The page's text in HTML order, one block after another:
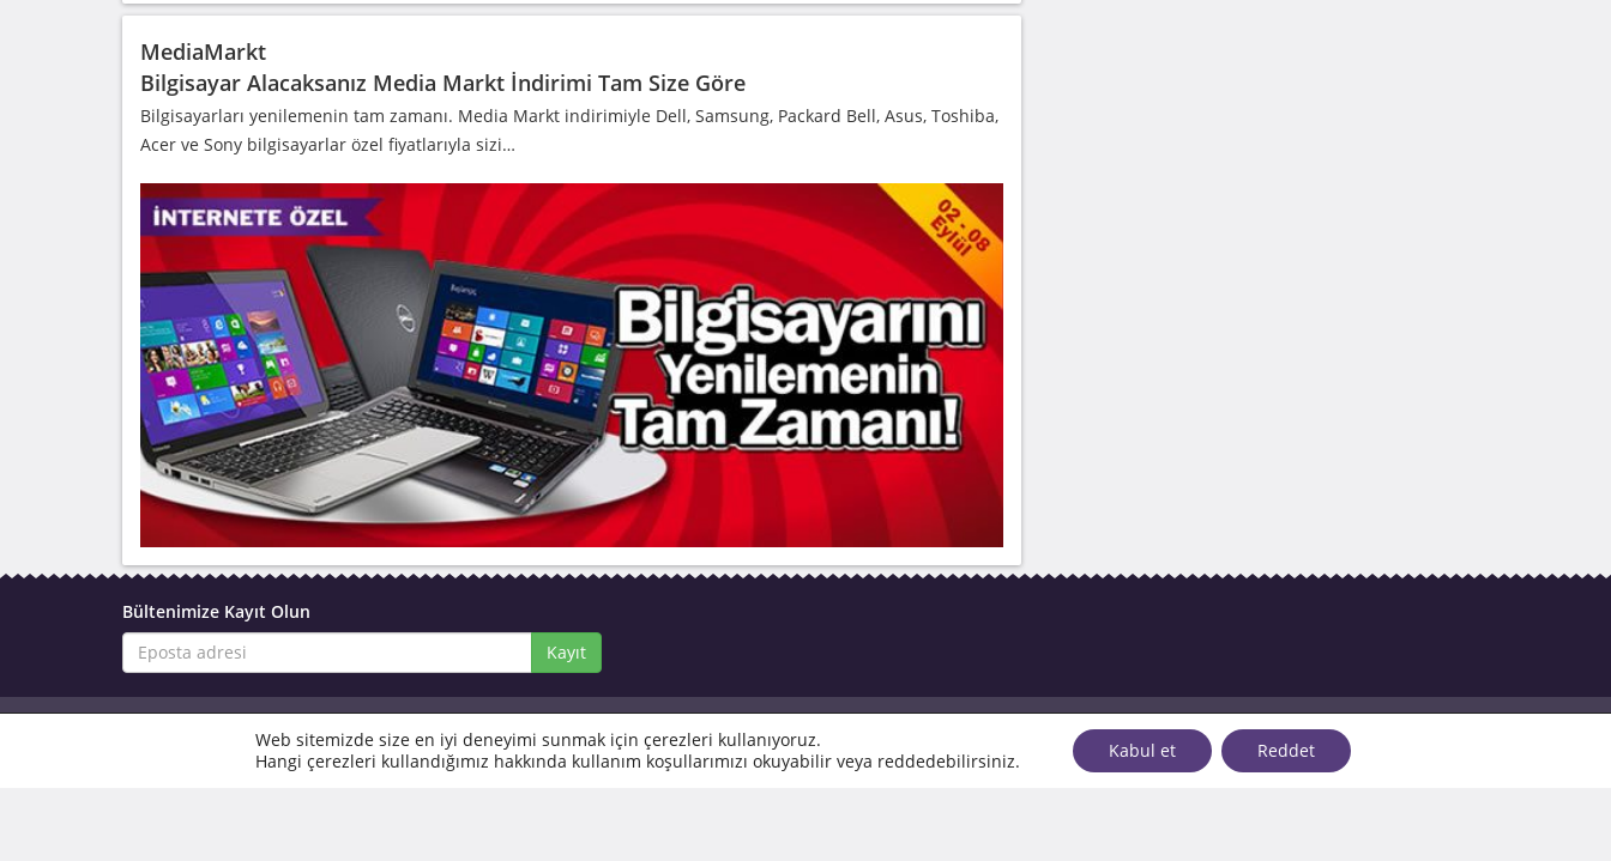
MediaMarkt
Bilgisayar Alacaksanız Media Markt İndirimi Tam Size Göre
Bilgisayarları yenilemenin tam zamanı. Media Markt indirimiyle Dell, Samsung, Packard Bell, Asus, Toshiba,
Acer ve Sony bilgisayarlar özel fiyatlarıyla sizi…
Bültenimize Kayıt Olun
Kayıt
kuponrazzi nedir?
Kuponrazzi, online alışveriş dünyasında fırsatları kovalayan bir paparazzi gibi
Black Friday İndirimleri
Elektronik Ticaretin Düzenlenmesi
Hakkında Kanun
Mesafeli Sözleşmeler Yönetmeliği
Web sitemizde size en iyi deneyimi sunmak için çerezleri kullanıyoruz.
Hangi çerezleri kullandığımız hakkında kullanım koşullarımızı okuyabilir veya reddedebilirsiniz.
Kabul et Reddet